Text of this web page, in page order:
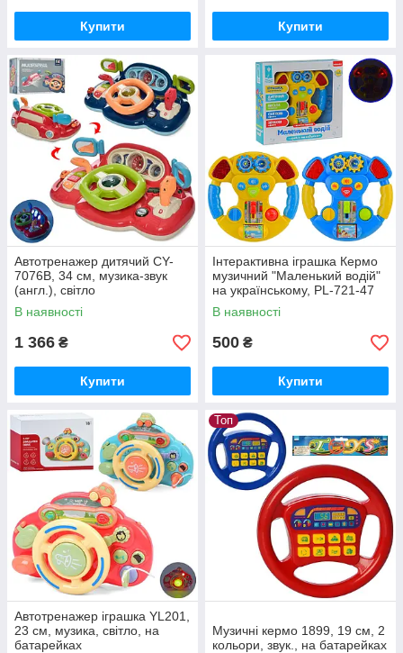
Купити Купити
Автотренажер дитячий CY-
7076B, 34 см, музика-звук
(англ.), світло
В наявності
1 366 ₴
Купити
Інтерактивна іграшка Кермо
музичний "Маленький водій"
на українському, PL-721-47
В наявності
500 ₴
Купити
Автотренажер іграшка YL201,
23 см, музика, світло, на
батарейках
Топ
Музичні кермо 1899, 19 см, 2
кольори, звук., на батарейках